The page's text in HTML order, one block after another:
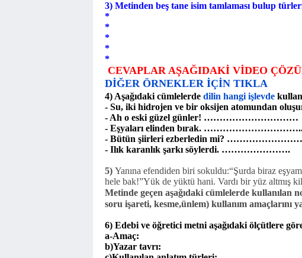
3) Metinden beş tane isim tamlaması bulup
*
*
*
*
*
CEVAPLAR AŞAĞIDAKİ VİDEO
DİĞER ÖRNEKLER İÇİN TIKLA
4) Aşağıdaki cümlelerde dilin hangi işlevde
- Su, iki hidrojen ve bir oksijen atomundan
- Ah o eski güzel günler! …………………………
- Eşyaları elinden bırak.
- Bütün şiirleri ezberledin mi? ……………………
- Ilık karanlık şarkı söylerdi. ………………….
5) Yanına efendiden biri sokuldu:“Şurda biraz
hele bak!”Yük de yüktü hani. Vardı bir yüz altmış
Metinde geçen aşağıdaki cümlelerde
soru işareti, kesme,ünlem) kullanım amaçlarını
6) Edebi ve öğretici metni aşağıdaki ölçütlere göre
a-Amaç:
b)Yazar tavrı: